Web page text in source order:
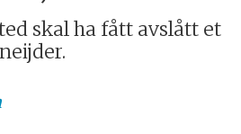
skal ha fått avslått et